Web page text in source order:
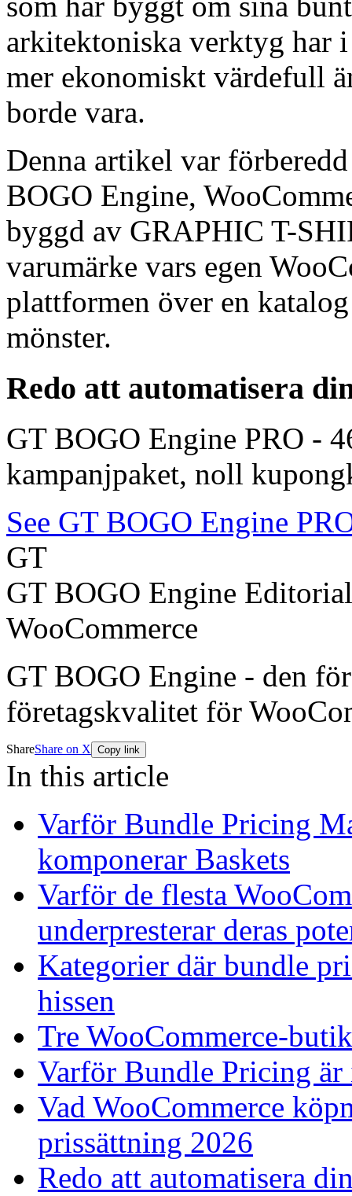
arkitektoniska verktyg har
mer ekonomiskt värdefull
borde vara.
Denna artikel var
BOGO Engine,
byggd av GRAPHIC T-
varumärke vars egen
plattformen över en
mönster.
Redo att automatisera
GT BOGO Engine PRO -
kampanjpaket, noll
See GT BOGO Engine
GT
GT BOGO Engine
WooCommerce
GT BOGO Engine - den
företagskvalitet för
ShareShare on X Copy link
In this article
Varför Bundle Pricing
komponerar Baskets
Varför de flesta
underpresterar deras
Kategorier där bundle
hissen
Tre WooCommerce-
Varför Bundle Pricing
Vad WooCommerce
prissättning 2026
Redo att automatisera